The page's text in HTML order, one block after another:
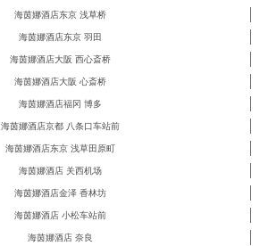
海茵娜酒店东京 浅草桥
海茵娜酒店东京 羽田
海茵娜酒店大阪 西心斎桥
海茵娜酒店大阪 心斎桥
海茵娜酒店福冈 博多
海茵娜酒店京都 八条口车站前
海茵娜酒店东京 浅草田原町
海茵娜酒店 关西机场
海茵娜酒店金泽 香林坊
海茵娜酒店 小松车站前
海茵娜酒店 奈良